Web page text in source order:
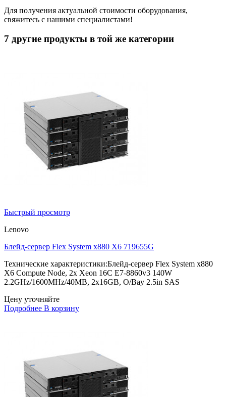
Для получения актуальной стоимости оборудования,
свяжитесь с нашими специалистами!
7 другие продукты в той же категории
Быстрый просмотр
Lenovo
Блейд-сервер Flex System x880 X6 719655G
Технические характеристики:Блейд-сервер Flex System x880
X6 Compute Node, 2x Xeon 16C E7-8860v3 140W
2.2GHz/1600MHz/40MB, 2x16GB, O/Bay 2.5in SAS
Цену уточняйте
Подробнее В корзину